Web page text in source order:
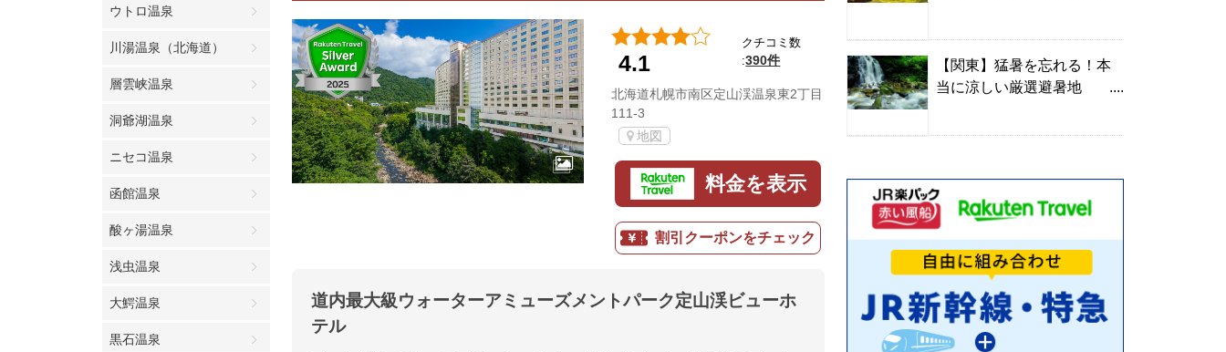
ウトロ温泉
川湯温泉（北海道）
層雲峡温泉
洞爺湖温泉
ニセコ温泉
函館温泉
酸ヶ湯温泉
浅虫温泉
大鰐温泉
黒石温泉
4.1
クチコミ数
:390件
北海道札幌市南区定山渓温泉東2丁目
111-3
地図
料金を表示
割引クーポンをチェック
道内最大級ウォーターアミューズメントパーク定山渓ビューホ
テル
【関東】猛暑を忘れる！本
当に涼しい厳選避暑地